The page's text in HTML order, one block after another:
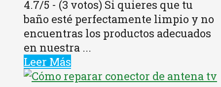
4.7/5 - (3 votos) Si quieres que tu
baño esté perfectamente limpio y no
encuentras los productos adecuados
en nuestra ...
Leer Más